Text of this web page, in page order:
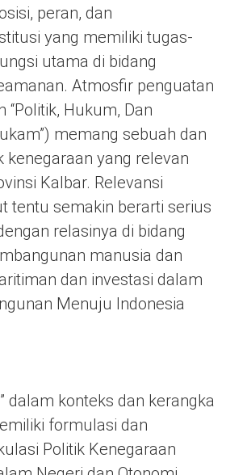
peran, dan
yang memiliki tugas-
utama di bidang
Atmosfir penguatan
Hukum, Dan
memang sebuah dan
kenegaraan yang relevan
Kalbar. Relevansi
tentu semakin berarti serius
relasinya di bidang
manusia dan
dan investasi dalam
Menuju Indonesia
dalam konteks dan kerangka
formulasi dan
Politik Kenegaraan